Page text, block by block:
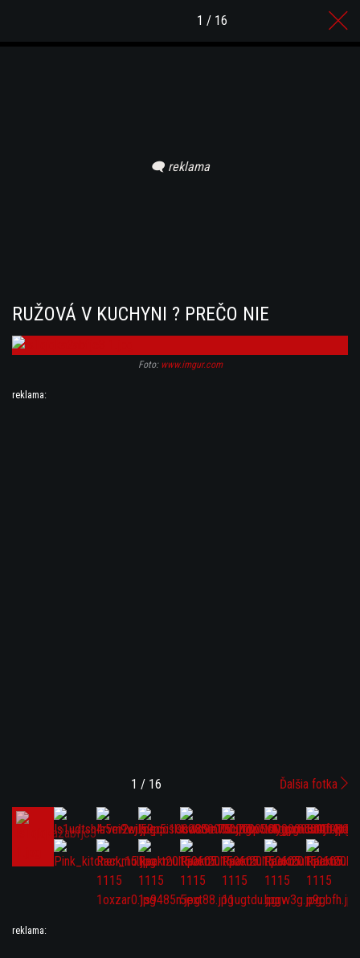
1 / 16
RUŽOVÁ V KUCHYNI ? PREČO NIE
Foto: www.imgur.com
reklama:
1 / 16 Ďalšia fotka
reklama: